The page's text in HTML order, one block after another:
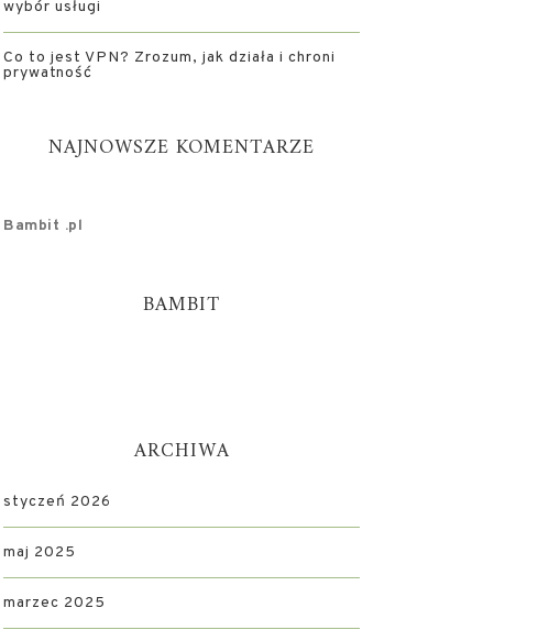
wybór usługi
Co to jest VPN? Zrozum, jak działa i chroni
prywatność
NAJNOWSZE KOMENTARZE
Bambit .pl
BAMBIT
ARCHIWA
styczeń 2026
maj 2025
marzec 2025